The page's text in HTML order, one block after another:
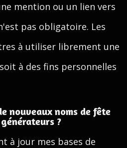
mention ou un lien vers
pas obligatoire. Les
à utiliser librement une
à des fins personnelles
nouveaux noms de fête
?
à jour mes bases de